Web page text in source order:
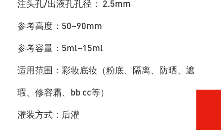
注头孔/出液孔孔径： 2.5mm
参考高度：50~90mm
参考容量：5ml~15ml
适用范围：彩妆底妆（粉底、隔离、防晒、遮
瑕、修容霜、bb cc等）
灌装方式：后灌